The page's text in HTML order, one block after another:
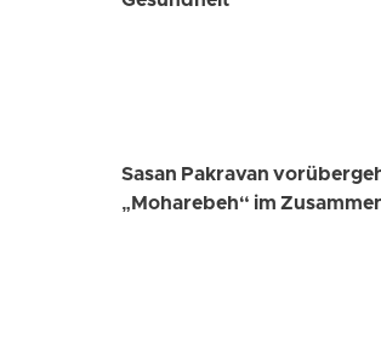
Sasan Pakravan
„Moharebeh“ im